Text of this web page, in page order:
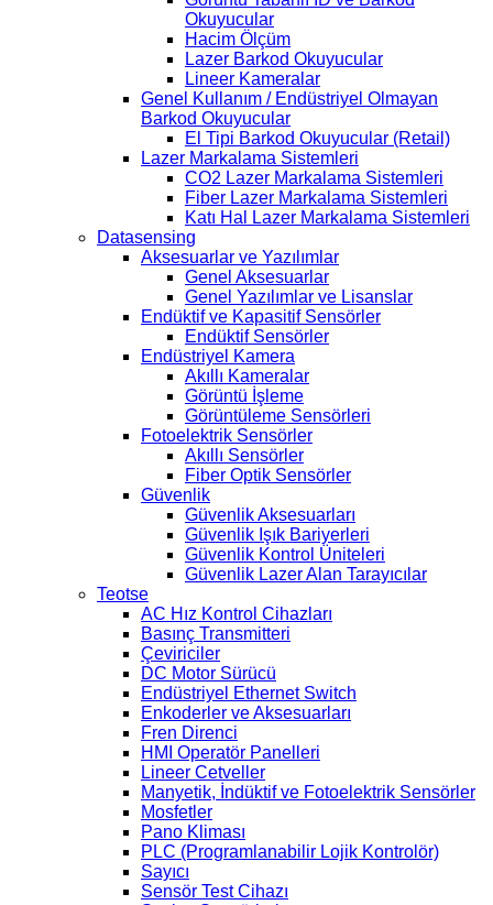
Okuyucular
Hacim Ölçüm
Lazer Barkod Okuyucular
Lineer Kameralar
Genel Kullanım / Endüstriyel Olmayan
Barkod Okuyucular
El Tipi Barkod Okuyucular (Retail)
Lazer Markalama Sistemleri
CO2 Lazer Markalama Sistemleri
Fiber Lazer Markalama Sistemleri
Katı Hal Lazer Markalama Sistemleri
Datasensing
Aksesuarlar ve Yazılımlar
Genel Aksesuarlar
Genel Yazılımlar ve Lisanslar
Endüktif ve Kapasitif Sensörler
Endüktif Sensörler
Endüstriyel Kamera
Akıllı Kameralar
Görüntü İşleme
Görüntüleme Sensörleri
Fotoelektrik Sensörler
Akıllı Sensörler
Fiber Optik Sensörler
Güvenlik
Güvenlik Aksesuarları
Güvenlik Işık Bariyerleri
Güvenlik Kontrol Üniteleri
Güvenlik Lazer Alan Tarayıcılar
Teotse
AC Hız Kontrol Cihazları
Basınç Transmitteri
Çeviriciler
DC Motor Sürücü
Endüstriyel Ethernet Switch
Enkoderler ve Aksesuarları
Fren Direnci
HMI Operatör Panelleri
Lineer Cetveller
Manyetik, İndüktif ve Fotoelektrik Sensörler
Mosfetler
Pano Kliması
PLC (Programlanabilir Lojik Kontrolör)
Sayıcı
Sensör Test Cihazı